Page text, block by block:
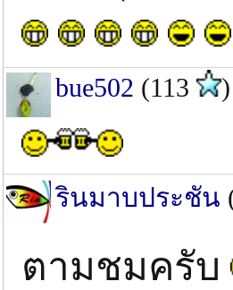
bue502 (113 )
รินมาบประชัน
ตามชมครับ